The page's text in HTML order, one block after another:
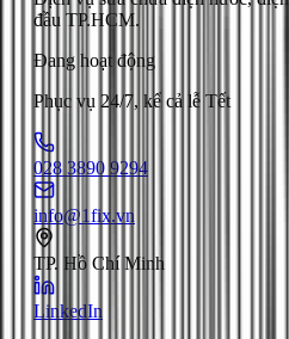
đầu TP.HCM.
Đang hoạt động
Phục vụ 24/7, kể cả lễ Tết
028 3890 9294
info@1fix.vn
TP. Hồ Chí Minh
LinkedIn